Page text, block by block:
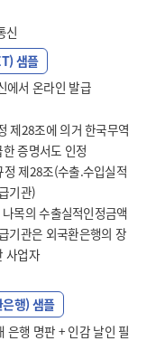
신
샘플
에서 온라인 발급
제28조에 의거 한국무역
증명서도 인정
제28조(수출.수입실적
기관)
목의 수출실적인정금액
기관은 외국환은행의 장
사업자
행) 샘플
은행 명판 + 인감 날인 필